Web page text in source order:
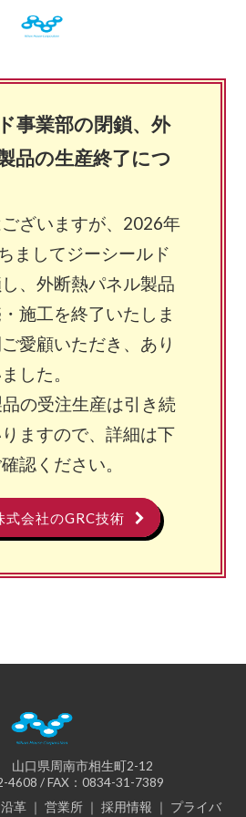
事業部の閉鎖、外
品の生産終了につ
ざいますが、2026年
ましてジーシールド
、外断熱パネル製品
施工を終了いたしま
愛顧いただき、あり
した。
の受注生産は引き続
ますので、詳細は下
認ください。
式会社のGRC技術
山口県周南市相生町2-12
4608 / FAX：0834-31-7389
沿革 ｜ 営業所 ｜ 採用情報 ｜ プライバ